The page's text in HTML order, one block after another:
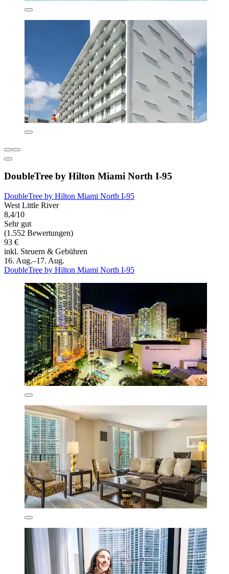
DoubleTree by Hilton Miami North I-95
DoubleTree by Hilton Miami North I-95
West Little River
8,4/10
Sehr gut
(1.552 Bewertungen)
93 €
inkl. Steuern & Gebühren
16. Aug.–17. Aug.
DoubleTree by Hilton Miami North I-95